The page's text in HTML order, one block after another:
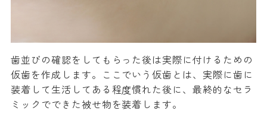
歯並びの確認をしてもらった後は実際に付けるための
仮歯を作成します。ここでいう仮歯とは、実際に歯に
装着して生活してある程度慣れた後に、最終的なセラ
ミックでできた被せ物を装着します。